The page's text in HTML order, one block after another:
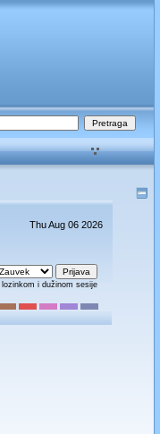
Thu Aug 06 2026
i dužinom sesije